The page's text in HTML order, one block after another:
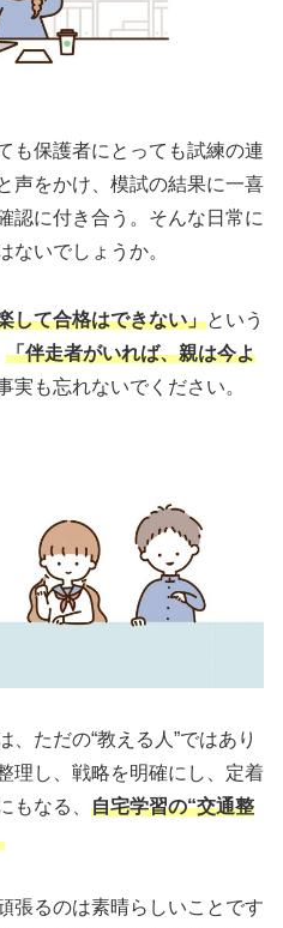
も保護者にとっても試練の連
声をかけ、模試の結果に一喜
認に付き合う。そんな日常に
ないでしょうか。
して合格はできない」という
「伴走者がいれば、親は今よ
実も忘れないでください。
ただの“教える人”ではあり
理し、戦略を明確にし、定着
もなる、 自宅学習の“交通整
張るのは素晴らしいことです